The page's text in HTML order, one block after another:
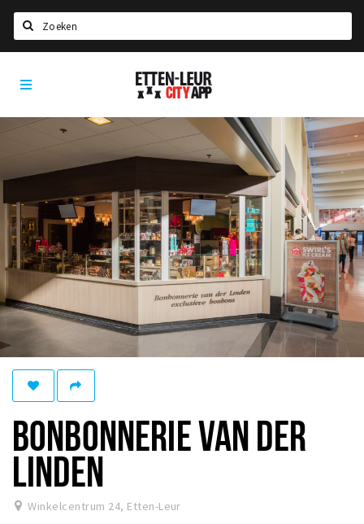
Home
Agenda
Party pics
Nieuws, interviews & blogs
Eten
Drinken
Slapen
Recreatief
Winkels
Winkelgebieden
Bezienswaardigheden
Musea, theaters & podia
Uitjes & activiteiten
Etten-
Leur
App
BONBONNERIE VAN DER
LINDEN
Winkelcentrum 24, Etten-Leur